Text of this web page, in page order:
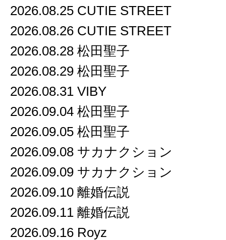
2026.08.25 CUTIE STREET
2026.08.26 CUTIE STREET
2026.08.28 松田聖子
2026.08.29 松田聖子
2026.08.31 VIBY
2026.09.04 松田聖子
2026.09.05 松田聖子
2026.09.08 サカナクション
2026.09.09 サカナクション
2026.09.10 離婚伝説
2026.09.11 離婚伝説
2026.09.16 Royz